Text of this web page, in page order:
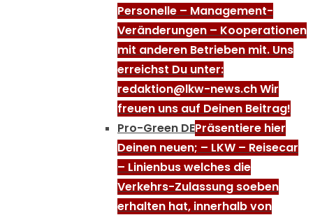
Personelle – Management-
Veränderungen – Kooperationen
mit anderen Betrieben mit. Uns
erreichst Du unter:
redaktion@lkw-news.ch Wir
freuen uns auf Deinen Beitrag!
Pro-Green DEPräsentiere hier
Deinen neuen; – LKW – Reisecar
– Linienbus welches die
Verkehrs-Zulassung soeben
erhalten hat, innerhalb von